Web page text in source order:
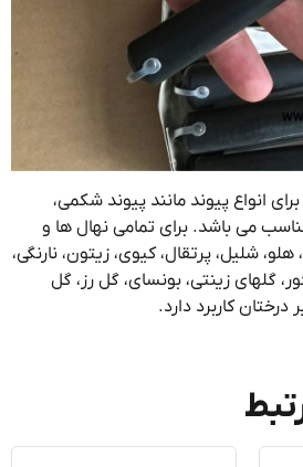
پیوند مانند پیوند شکمی،
باشد. برای تمامی نهال ها و
پرتقال، کیوی، زیتون، نارنگی،
گلهای زینتی، بونسای، گل رز، گل
کاربرد دارد.